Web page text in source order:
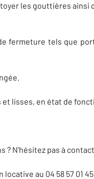
les gouttières ainsi
fermeture tels que
lisses, en état de
? N’hésitez pas à
au 04 58 57 01 45